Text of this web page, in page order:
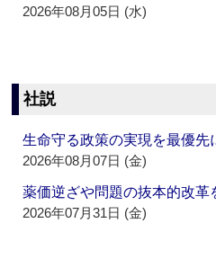
2026年08月05日 (水)
社説
生命守る政策の実現を最優先
2026年08月07日 (金)
薬価逆ざや問題の抜本的改革
2026年07月31日 (金)